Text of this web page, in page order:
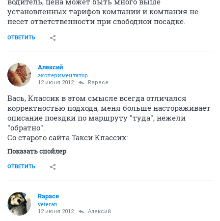
установленных тарифов компании и компания не
несет ответственности при свободной посадке.
ОТВЕТИТЬ
Алексий
экспериментатор
12 июня 2012 Rapace
Вась, Классик в этом смысле всегда отличался
корректностью подхода, меня больше настораживает
описание поездки по маршруту "туда", нежели
"обратно".
Со старого сайта Такси Классик:
Показать спойлер
ОТВЕТИТЬ
Rapace
veteran
12 июня 2012 Алексий